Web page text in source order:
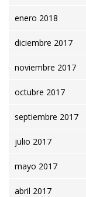
enero 2018
diciembre 2017
noviembre 2017
octubre 2017
septiembre 2017
julio 2017
mayo 2017
abril 2017